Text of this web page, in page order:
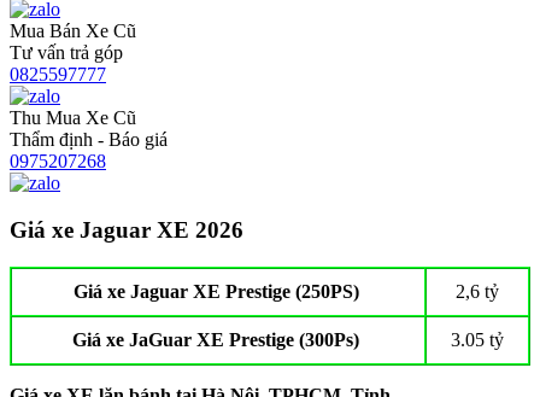
Mua Bán Xe Cũ
Tư vấn trả góp
0825597777
Thu Mua Xe Cũ
Thẩm định - Báo giá
0975207268
Giá xe Jaguar XE 2026
Giá xe Jaguar XE Prestige (250PS) 2,6 tỷ
Giá xe JaGuar XE Prestige (300Ps) 3.05 tỷ